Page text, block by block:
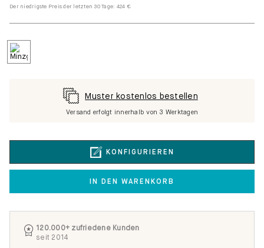
Der niedrigste Preis der letzten 30 Tage: 424 €
KONFIGURIEREN
IN DEN WARENKORB
Muster kostenlos bestellen
Versand erfolgt innerhalb von 3 Werktagen
120.000+ zufriedene Kunden
seit 2014